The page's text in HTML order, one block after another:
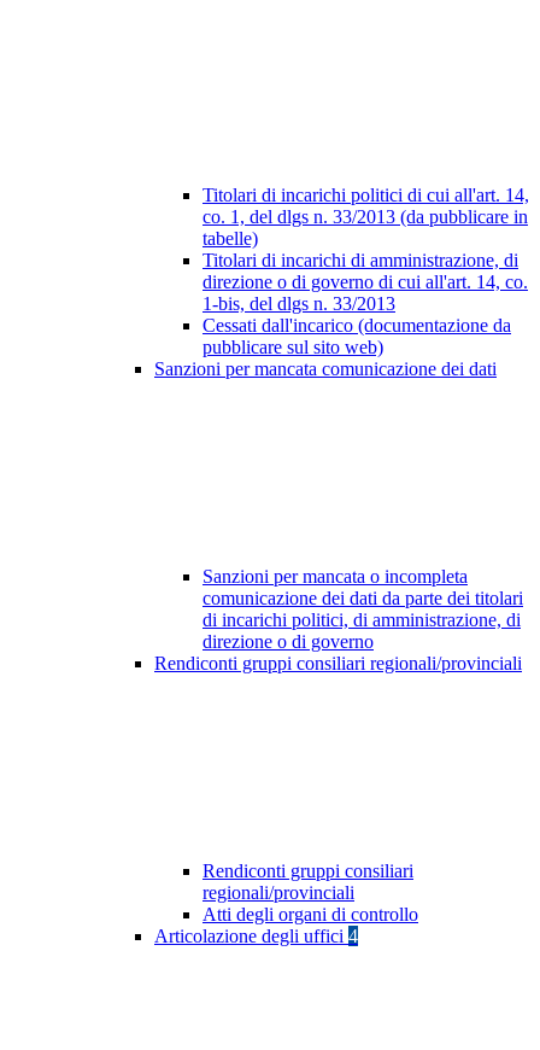
Titolari di incarichi politici di cui all'art. 14,
co. 1, del dlgs n. 33/2013 (da pubblicare in
tabelle)
Titolari di incarichi di amministrazione, di
direzione o di governo di cui all'art. 14, co.
1-bis, del dlgs n. 33/2013
Cessati dall'incarico (documentazione da
pubblicare sul sito web)
Sanzioni per mancata comunicazione dei dati
Sanzioni per mancata o incompleta
comunicazione dei dati da parte dei titolari
di incarichi politici, di amministrazione, di
direzione o di governo
Rendiconti gruppi consiliari regionali/provinciali
Rendiconti gruppi consiliari
regionali/provinciali
Atti degli organi di controllo
Articolazione degli uffici 4